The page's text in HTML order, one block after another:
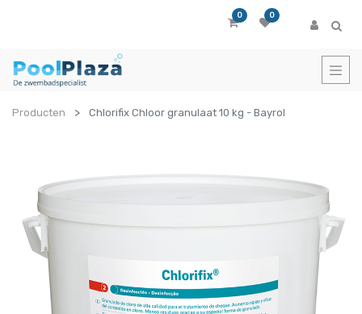
0 0
Producten Chlorifix Chloor granulaat 10 kg - Bayrol